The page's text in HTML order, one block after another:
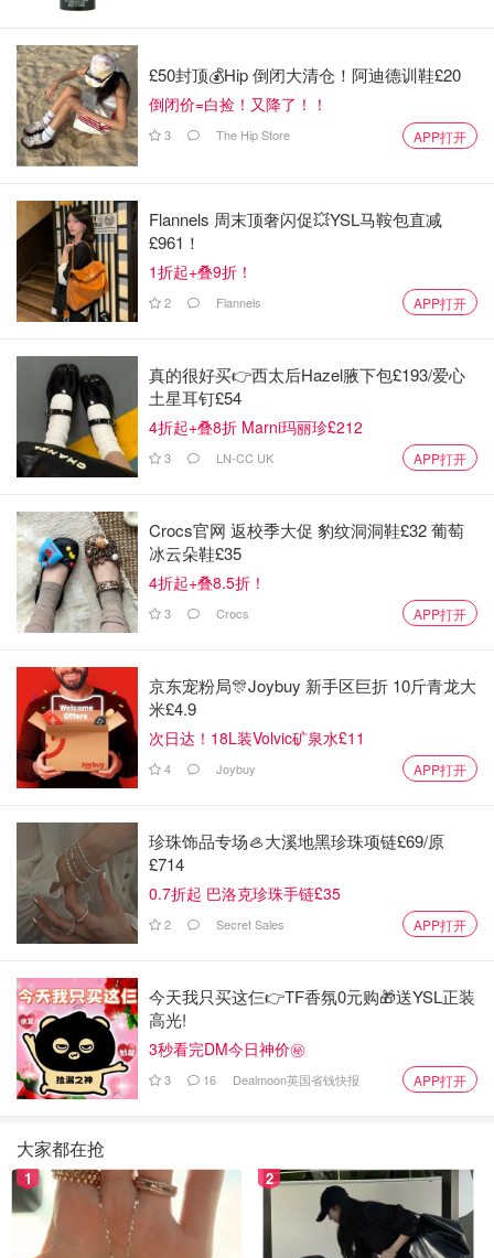
官网说小棕瓶是适合所有肌肤类型的！所以敏感肌的宝
宝也可以尝试，因为添加了红没药醇等抗敏成分，所以
敏感肌相对友好，但是敏感肌的仙女还是建议先进行皮
肤测试，保证自己的皮肤不会出现过敏现象才使用。
然后必须要提的就是，小棕瓶主打
核心修护科技
CHRONOLUXCB™（专利号AU2013371414），每晚
释放肌肤自我修护力，直达“肌因”。
保湿方面，此款产品添加了
E、角鲨烷
等多个保湿功效的成分，所以以保湿方面来
说是很到位的。
胞修复
功能，提升了肌肤对紫外线和环境伤害的天然修
复能力，主打成分Bifida ferment lysate
酵液，这个成分也是提供一些细胞的修复
时，添加了 棕榈酸维他命A，这个成分有良好的抗衰老
功能，能减少细纹，消除了90%的肌肤损害的游离基，
能够有效抵御早衰的现象。
还含有一种 UVB吸收剂--
Methoxycinnamate，这个成分更重要的是保护其他成
分在储存和运输过程中不会被紫外线伤害。
啡因，生育酚，可以起到消肿，抗氧化的作用。
综合上面的这些主要成分来看呢，小棕瓶主要是增强肌肤抵
御能力和抗氧化的维稳精华，想要美白祛痘的话，这个估计
£50封顶💰Hip 倒闭大清仓！阿迪德训鞋£20
倒闭价=白捡！又降了！！
3 The Hip Store APP打开
Flannels 周末顶奢闪促💥YSL马鞍包直减
£961！
1折起+叠9折！
2 Flannels APP打开
真的很好买👉西太后Hazel腋下包£193/爱心
土星耳钉£54
4折起+叠8折 Marni玛丽珍£212
3 LN-CC UK APP打开
Crocs官网 返校季大促 豹纹洞洞鞋£32 葡萄
冰云朵鞋£35
4折起+叠8.5折！
3 Crocs APP打开
京东宠粉局🎊Joybuy 新手区巨折 10斤青龙大
米£4.9
次日达！18L装Volvic矿泉水£11
4 Joybuy APP打开
珍珠饰品专场🦪大溪地黑珍珠项链£69/原
£714
0.7折起 巴洛克珍珠手链£35
2 Secret Sales APP打开
今天我只买这仨👉TF香氛0元购🎁送YSL正装
高光!
3秒看完DM今日神价㊙️
3 16 Dealmoon英国省钱快报 APP打开
大家都在抢
1 2